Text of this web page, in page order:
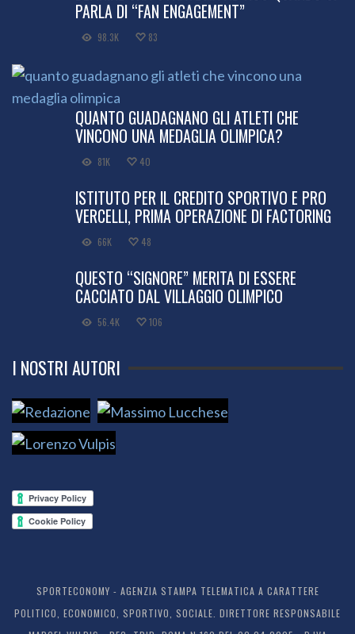
PARLA DI “FAN ENGAGEMENT”
98.3K 83
QUANTO GUADAGNANO GLI ATLETI CHE
VINCONO UNA MEDAGLIA OLIMPICA?
81K 40
ISTITUTO PER IL CREDITO SPORTIVO E PRO
VERCELLI, PRIMA OPERAZIONE DI FACTORING
66K 48
QUESTO “SIGNORE” MERITA DI ESSERE
CACCIATO DAL VILLAGGIO OLIMPICO
56.4K 106
I NOSTRI AUTORI
SPORTECONOMY - AGENZIA STAMPA TELEMATICA A CARATTERE
POLITICO, ECONOMICO, SPORTIVO, SOCIALE. DIRETTORE RESPONSABILE